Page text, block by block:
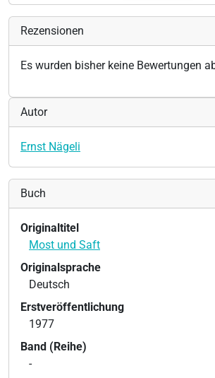
Rezensionen
Es wurden bisher keine Bewertungen
Autor
Ernst Nägeli
Buch
Originaltitel
Most und Saft
Originalsprache
Deutsch
Erstveröffentlichung
1977
Band (Reihe)
-